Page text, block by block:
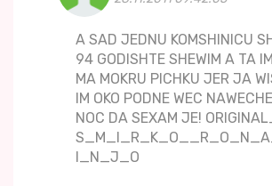
A SAD JEDNU KOMSHINICU
94 GODISHTE SHEWIM A TA
MA MOKRU PICHKU JER JA
IM OKO PODNE WEC
NOC DA SEXAM JE!
I_N_J_O